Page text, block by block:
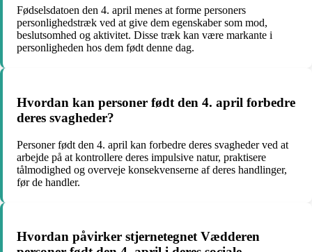
Fødselsdatoen den 4. april menes at forme personers
personlighedstræk ved at give dem egenskaber som mod,
beslutsomhed og aktivitet. Disse træk kan være markante i
personligheden hos dem født denne dag.
Hvordan kan personer født den 4. april forbedre
deres svagheder?
Personer født den 4. april kan forbedre deres svagheder ved at
arbejde på at kontrollere deres impulsive natur, praktisere
tålmodighed og overveje konsekvenserne af deres handlinger,
før de handler.
Hvordan påvirker stjernetegnet Vædderen